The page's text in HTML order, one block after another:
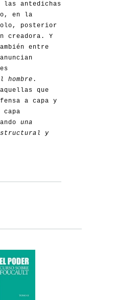
las antedichas
en la
posterior
creadora. Y
entre
hombre .
que
a capa y
una
y